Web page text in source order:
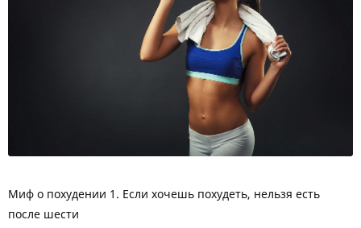
Миф о похудении 1. Если хочешь похудеть, нельзя есть
после шести